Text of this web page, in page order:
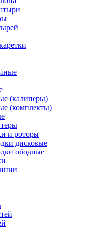
(калиперы)
(комплекты)
и роторы
дисковые
ободные